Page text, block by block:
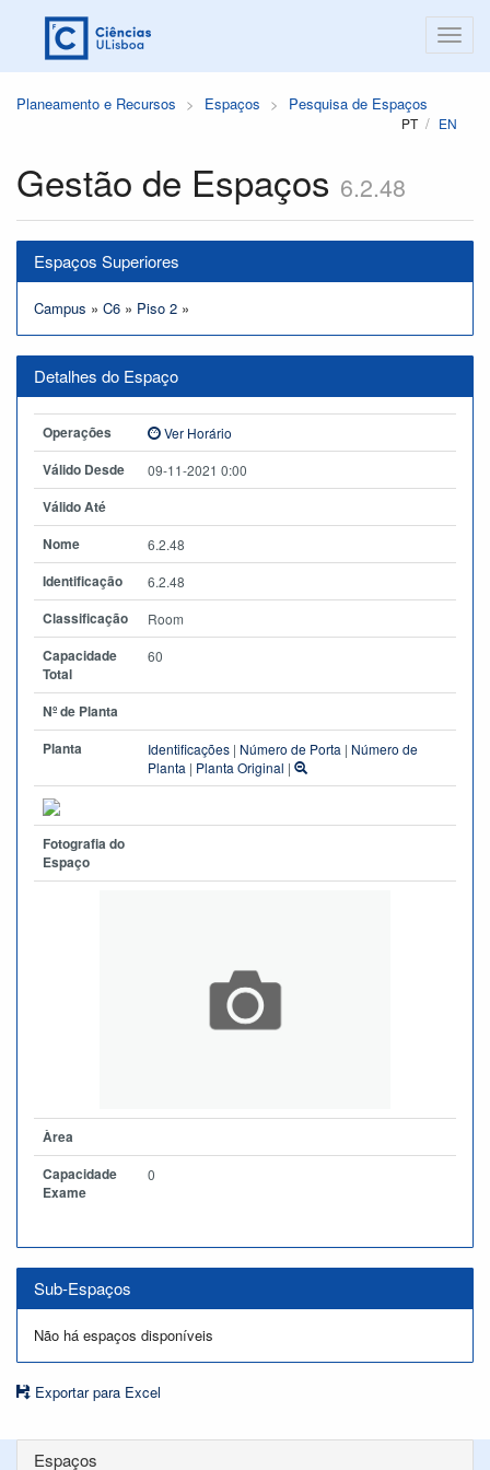
Planeamento e Recursos Espaços Pesquisa de Espaços
PT EN
Gestão de Espaços 6.2.48
Espaços Superiores
Campus » C6 » Piso 2 »
Detalhes do Espaço
Operações Ver Horário
Válido Desde 09-11-2021 0:00
Válido Até
Nome
6.2.48
Identificação 6.2.48
Classificação Room
Capacidade
Total
60
Nº de Planta
Planta
Identificações | Número de Porta | Número de
Planta | Planta Original |
Fotografia do
Espaço
Àrea
Capacidade
Exame
0
Sub-Espaços
Não há espaços disponíveis
Exportar para Excel
Espaços